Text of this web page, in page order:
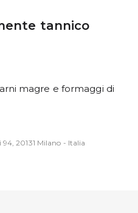
tannico
magre e formaggi di
20131 Milano - Italia